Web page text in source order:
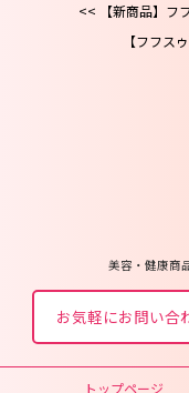
【新商品】
【フフス
美容・健康商
お気軽にお問い合
トップページ